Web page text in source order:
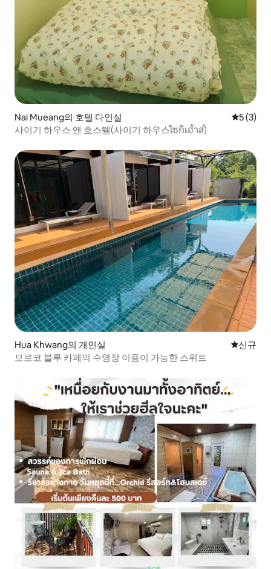
Nai Mueang의 호텔 다인실 평점 5점
5 (3)
사이기 하우스 앤 호스텔(사이기 하우스ไซกิเฮ้าส์)
Hua Khwang의 개인실 신규 숙소
신규
모로코 블루 카페의 수영장 이용이 가능한 스위트